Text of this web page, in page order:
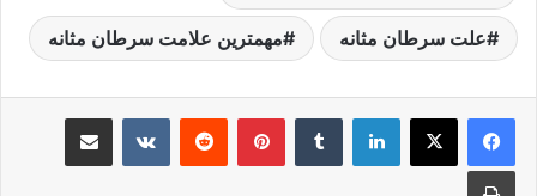
علت سرطان مثانه مهمترین علامت سرطان مثانه
لینکدین ‫تامبلر پینترست‫رددیت ‫VKontakteاشتراک گذاری از طریق ایمیل
چاپ